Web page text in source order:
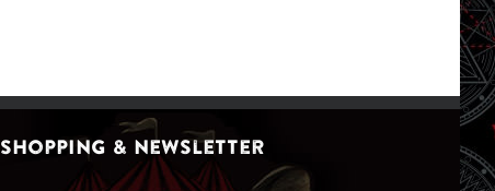
Shopping & Newsletter